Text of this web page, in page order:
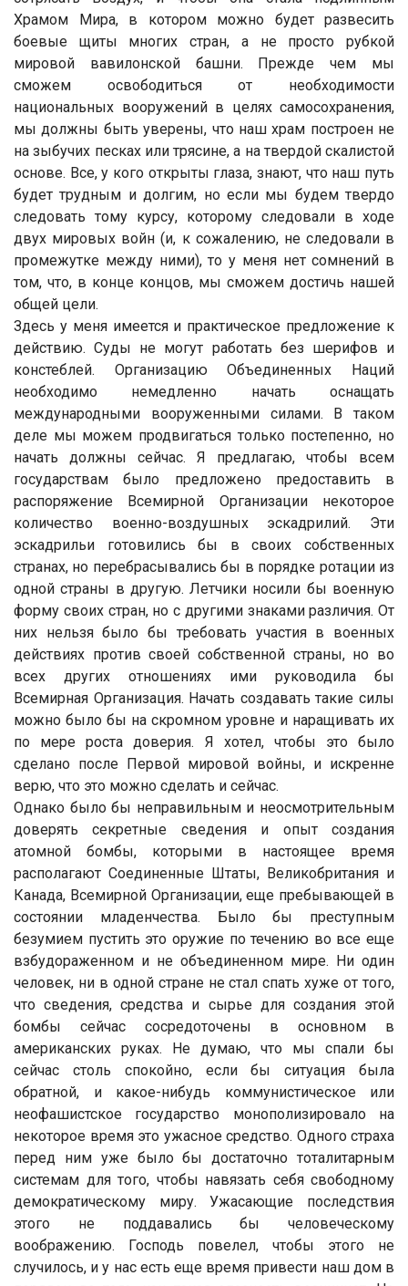
Храмом Мира, в котором можно будет развесить
боевые щиты многих стран, а не просто рубкой
мировой вавилонской башни. Прежде чем мы
сможем освободиться от необходимости
национальных вооружений в целях самосохранения,
мы должны быть уверены, что наш храм построен не
на зыбучих песках или трясине, а на твердой скалистой
основе. Все, у кого открыты глаза, знают, что наш путь
будет трудным и долгим, но если мы будем твердо
следовать тому курсу, которому следовали в ходе
двух мировых войн (и, к сожалению, не следовали в
промежутке между ними), то у меня нет сомнений в
том, что, в конце концов, мы сможем достичь нашей
общей цели.
Здесь у меня имеется и практическое предложение к
действию. Суды не могут работать без шерифов и
констеблей. Организацию Объединенных Наций
необходимо немедленно начать оснащать
международными вооруженными силами. В таком
деле мы можем продвигаться только постепенно, но
начать должны сейчас. Я предлагаю, чтобы всем
государствам было предложено предоставить в
распоряжение Всемирной Организации некоторое
количество военно-воздушных эскадрилий. Эти
эскадрильи готовились бы в своих собственных
странах, но перебрасывались бы в порядке ротации из
одной страны в другую. Летчики носили бы военную
форму своих стран, но с другими знаками различия. От
них нельзя было бы требовать участия в военных
действиях против своей собственной страны, но во
всех других отношениях ими руководила бы
Всемирная Организация. Начать создавать такие силы
можно было бы на скромном уровне и наращивать их
по мере роста доверия. Я хотел, чтобы это было
сделано после Первой мировой войны, и искренне
верю, что это можно сделать и сейчас.
Однако было бы неправильным и неосмотрительным
доверять секретные сведения и опыт создания
атомной бомбы, которыми в настоящее время
располагают Соединенные Штаты, Великобритания и
Канада, Всемирной Организации, еще пребывающей в
состоянии младенчества. Было бы преступным
безумием пустить это оружие по течению во все еще
взбудораженном и не объединенном мире. Ни один
человек, ни в одной стране не стал спать хуже от того,
что сведения, средства и сырье для создания этой
бомбы сейчас сосредоточены в основном в
американских руках. Не думаю, что мы спали бы
сейчас столь спокойно, если бы ситуация была
обратной, и какое-нибудь коммунистическое или
неофашистское государство монополизировало на
некоторое время это ужасное средство. Одного страха
перед ним уже было бы достаточно тоталитарным
системам для того, чтобы навязать себя свободному
демократическому миру. Ужасающие последствия
этого не поддавались бы человеческому
воображению. Господь повелел, чтобы этого не
случилось, и у нас есть еще время привести наш дом в